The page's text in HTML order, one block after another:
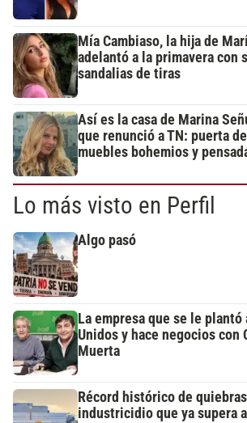
Mía Cambiaso, la hija de
adelantó a la primavera con
sandalias de tiras
Así es la casa de Marina
que renunció a TN: puerta
muebles bohemios y
Lo más visto en Perfil
Algo pasó
La empresa que se le plantó
Unidos y hace negocios con
Muerta
Récord histórico de
industricidio que ya supera